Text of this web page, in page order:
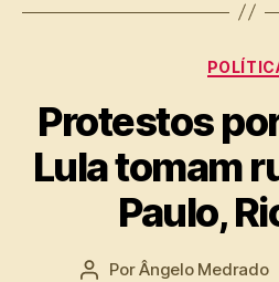
Protestos
Lula tomam
Paulo,
Autor
PorÂngelo Medrado